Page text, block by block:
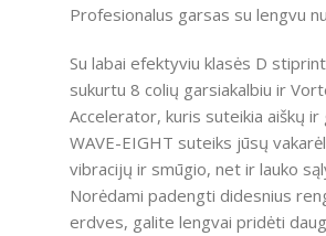
Profesionalus garsas su lengvu
Su labai efektyviu klasės D
sukurtu 8 colių garsiakalbiu ir
Accelerator, kuris suteikia aiškų ir
WAVE-EIGHT suteiks jūsų
vibracijų ir smūgio, net ir lauko
Norėdami padengti didesnius
erdves, galite lengvai pridėti